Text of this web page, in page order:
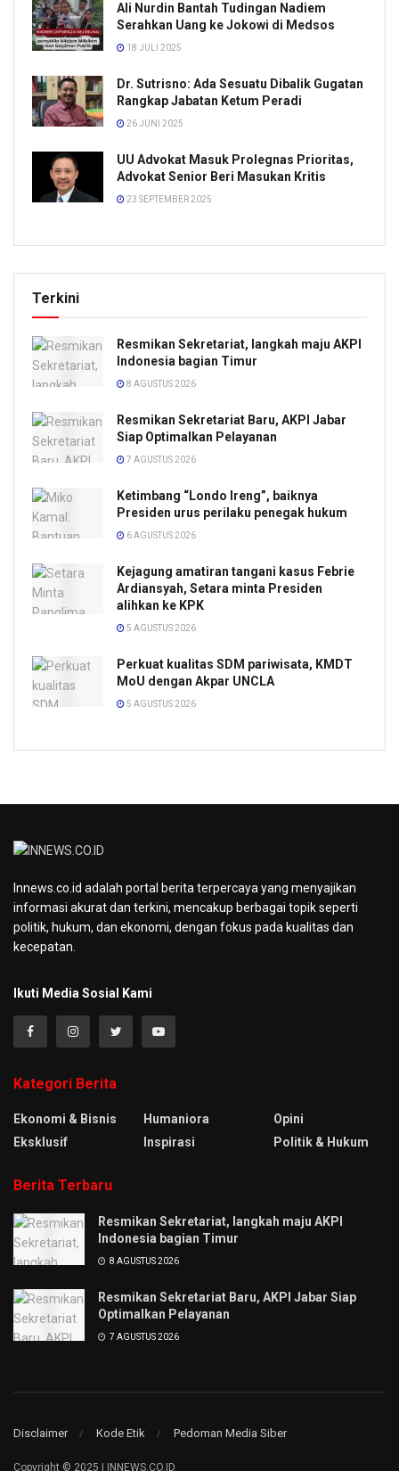
Ali Nurdin Bantah Tudingan Nadiem
Serahkan Uang ke Jokowi di Medsos
18 JULI 2025
Dr. Sutrisno: Ada Sesuatu Dibalik Gugatan
Rangkap Jabatan Ketum Peradi
26 JUNI 2025
UU Advokat Masuk Prolegnas Prioritas,
Advokat Senior Beri Masukan Kritis
23 SEPTEMBER 2025
Terkini
Resmikan Sekretariat, langkah maju AKPI
Indonesia bagian Timur
8 AGUSTUS 2026
Resmikan Sekretariat Baru, AKPI Jabar
Siap Optimalkan Pelayanan
7 AGUSTUS 2026
Ketimbang “Londo Ireng”, baiknya
Presiden urus perilaku penegak hukum
6 AGUSTUS 2026
Kejagung amatiran tangani kasus Febrie
Ardiansyah, Setara minta Presiden
alihkan ke KPK
5 AGUSTUS 2026
Perkuat kualitas SDM pariwisata, KMDT
MoU dengan Akpar UNCLA
5 AGUSTUS 2026
Innews.co.id adalah portal berita terpercaya yang menyajikan
informasi akurat dan terkini, mencakup berbagai topik seperti
politik, hukum, dan ekonomi, dengan fokus pada kualitas dan
kecepatan.
Ikuti Media Sosial Kami
Kategori Berita
Ekonomi & Bisnis
Eksklusif
Humaniora
Inspirasi
Opini
Politik & Hukum
Berita Terbaru
Resmikan Sekretariat, langkah maju AKPI
Indonesia bagian Timur
8 AGUSTUS 2026
Resmikan Sekretariat Baru, AKPI Jabar Siap
Optimalkan Pelayanan
7 AGUSTUS 2026
Disclaimer Kode Etik Pedoman Media Siber
Copyright © 2025 | INNEWS.CO.ID